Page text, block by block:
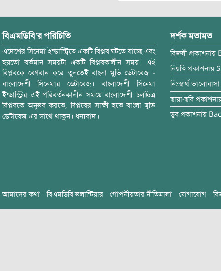
বিএমডিবি’র পরিচিতি
এদেশের সিনেমা ইন্ডাস্ট্রিতে একটি বিপ্লব ঘটতে যাচ্ছে এবং
হয়তো বর্তমান সময়টা একটি বিপ্লবকালীন সময়। এই
বিপ্লবকে বেগবান করে তুলতেই বাংলা মুভি ডেটাবেজ -
বাংলাদেশী সিনেমার ডেটাবেজ। বাংলাদেশী সিনেমা
ইন্ডাস্ট্রির এই পরিবর্তনকালীন সময়ে বাংলাদেশী চলচ্চিত্র
বিপ্লবকে অনুভব করতে, বিপ্লবের সাক্ষী হতে বাংলা মুভি
ডেটাবেজ এর সাথে থাকুন। ধন্যবাদ।
দর্শক মতামত
বিজলী প্রকাশনায়
নিয়তি প্রকাশনায়
নিঃস্বার্থ ভালোবাসা
ছায়া-ছবি
ডুব প্রকাশনায়
আমাদের কথা বিএমডিবি ভলান্টিয়ার গোপনীয়তার নীতিমালা যোগাযোগ